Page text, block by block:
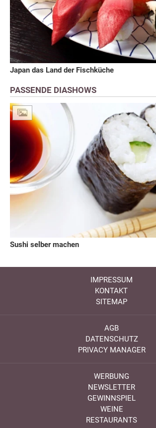
Japan das Land der Fischküche
PASSENDE DIASHOWS
Sushi selber machen
IMPRESSUM
KONTAKT
SITEMAP
AGB
DATENSCHUTZ
PRIVACY MANAGER
WERBUNG
NEWSLETTER
GEWINNSPIEL
WEINE
RESTAURANTS